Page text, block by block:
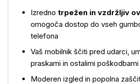
Več o izdelku
Izredno trpežen in vzdržljiv
omogoča dostop do vseh
telefona
Vaš mobilnik ščiti pred udarci,
praskami in ostalimi poškodbami
Moderen izgled in popolna